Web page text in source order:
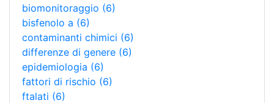
biomonitoraggio (6)
bisfenolo a (6)
contaminanti chimici (6)
differenze di genere (6)
epidemiologia (6)
fattori di rischio (6)
ftalati (6)